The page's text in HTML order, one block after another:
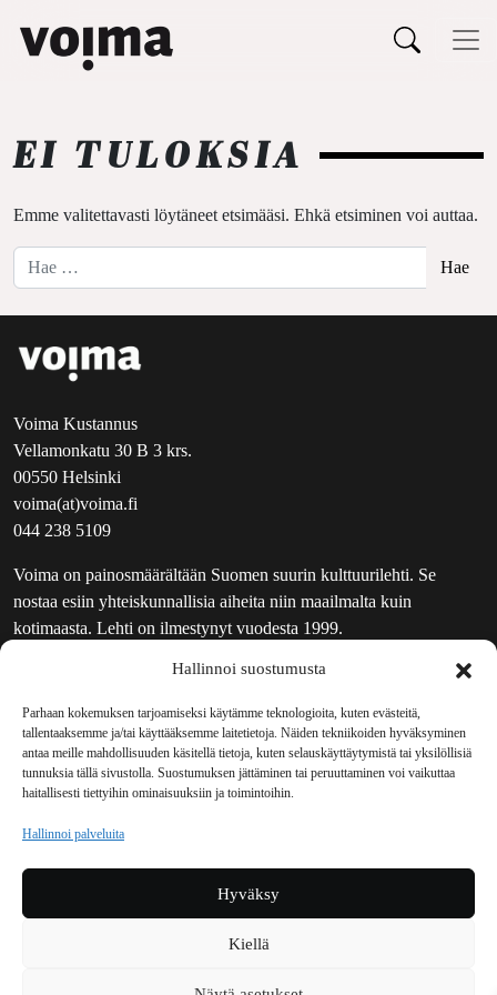
Hallinnoi suostumusta
Parhaan kokemuksen tarjoamiseksi käytämme teknologioita, kuten evästeitä,
tallentaaksemme ja/tai käyttääksemme laitetietoja. Näiden tekniikoiden hyväksyminen
antaa meille mahdollisuuden käsitellä tietoja, kuten selauskäyttäytymistä tai yksilöllisiä
tunnuksia tällä sivustolla. Suostumuksen jättäminen tai peruuttaminen voi vaikuttaa
haitallisesti tiettyihin ominaisuuksiin ja toimintoihin.
Hallinnoi palveluita
Hyväksy
Kiellä
Päävalikko
EI TULOKSIA
Emme valitettavasti löytäneet etsimääsi. Ehkä etsiminen voi auttaa.
Hae:
Voima Kustannus
Vellamonkatu 30 B 3 krs.
00550 Helsinki
voima(at)voima.fi
044 238 5109
Voima on painosmäärältään Suomen suurin kulttuurilehti. Se
nostaa esiin yhteiskunnallisia aiheita niin maailmalta kuin
kotimaasta. Lehti on ilmestynyt vuodesta 1999.
UUTISKIRJE
MAINOSTAJILLE
VASTAMAINOKSET
JAKELUPAIKAT
REKISTERISELOSTE
TILAUKSEN PERUUTUSPYYNTÖ
TILAUSOHJEET JA -EHDOT